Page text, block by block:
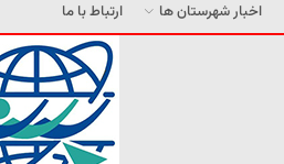
اخبار شهرستان ها
ارتباط با ما